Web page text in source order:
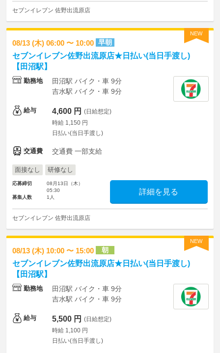
セブンイレブン 佐野出流原店
NEW
08/13 (木) 06:00 〜 10:00 早朝
セブンイレブン佐野出流原店★日払い(当日手渡し)
【田沼駅】
勤務地
田沼駅 バイク・車 9分
吉水駅 バイク・車 9分
給与 4,600 円 (日給想定)
時給 1,150 円
日払い(当日手渡し)
交通費 交通費 一部支給
面接なし 研修なし
応募締切
08月13日（木）
05:30
募集人数
1人
詳細を見る
セブンイレブン 佐野出流原店
NEW
08/13 (木) 10:00 〜 15:00 朝
セブンイレブン佐野出流原店★日払い(当日手渡し)
【田沼駅】
勤務地
田沼駅 バイク・車 9分
吉水駅 バイク・車 9分
給与 5,500 円 (日給想定)
時給 1,100 円
日払い(当日手渡し)